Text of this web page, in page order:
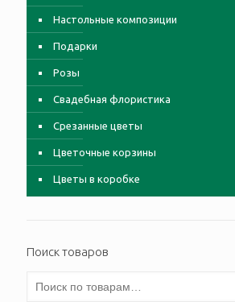
Настольные композиции
Подарки
Розы
Свадебная флористика
Срезанные цветы
Цветочные корзины
Цветы в коробке
Поиск товаров